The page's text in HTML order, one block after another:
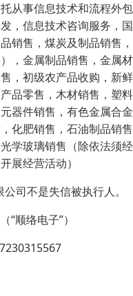
从事信息技术和流程外包
，信息技术咨询服务，国
销售，煤炭及制品销售，
，金属制品销售，金属材
，初级农产品收购，新鲜
品零售，木材销售，塑料
器件销售，有色金属合金
化肥销售，石油制品销售
学玻璃销售（除依法须经
展经营活动）
司不是失信被执行人。
顺络电子”）